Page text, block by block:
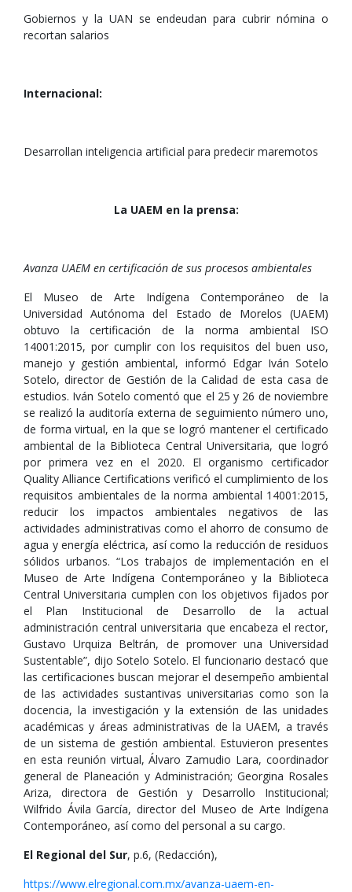
Gobiernos y la UAN se endeudan para cubrir nómina o
recortan salarios
Internacional:
Desarrollan inteligencia artificial para predecir maremotos
La UAEM en la prensa:
Avanza UAEM en certificación de sus procesos ambientales
El Museo de Arte Indígena Contemporáneo de la
Universidad Autónoma del Estado de Morelos (UAEM)
obtuvo la certificación de la norma ambiental ISO
14001:2015, por cumplir con los requisitos del buen uso,
manejo y gestión ambiental, informó Edgar Iván Sotelo
Sotelo, director de Gestión de la Calidad de esta casa de
estudios. Iván Sotelo comentó que el 25 y 26 de noviembre
se realizó la auditoría externa de seguimiento número uno,
de forma virtual, en la que se logró mantener el certificado
ambiental de la Biblioteca Central Universitaria, que logró
por primera vez en el 2020. El organismo certificador
Quality Alliance Certifications verificó el cumplimiento de los
requisitos ambientales de la norma ambiental 14001:2015,
reducir los impactos ambientales negativos de las
actividades administrativas como el ahorro de consumo de
agua y energía eléctrica, así como la reducción de residuos
sólidos urbanos. “Los trabajos de implementación en el
Museo de Arte Indígena Contemporáneo y la Biblioteca
Central Universitaria cumplen con los objetivos fijados por
el Plan Institucional de Desarrollo de la actual
administración central universitaria que encabeza el rector,
Gustavo Urquiza Beltrán, de promover una Universidad
Sustentable”, dijo Sotelo Sotelo. El funcionario destacó que
las certificaciones buscan mejorar el desempeño ambiental
de las actividades sustantivas universitarias como son la
docencia, la investigación y la extensión de las unidades
académicas y áreas administrativas de la UAEM, a través
de un sistema de gestión ambiental. Estuvieron presentes
en esta reunión virtual, Álvaro Zamudio Lara, coordinador
general de Planeación y Administración; Georgina Rosales
Ariza, directora de Gestión y Desarrollo Institucional;
Wilfrido Ávila García, director del Museo de Arte Indígena
Contemporáneo, así como del personal a su cargo.
El Regional del Sur, p.6, (Redacción),
https://www.elregional.com.mx/avanza-uaem-en-